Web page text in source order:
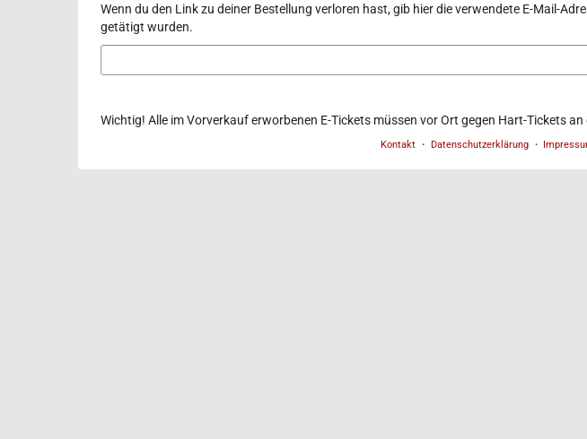
Wenn du den Link zu deiner Bestellung verloren hast, gib hier die verwendete E-Mail-
getätigt wurden.
Mail
Wichtig! Alle im Vorverkauf erworbenen E-Tickets müssen vor Ort gegen Hart-Tickets
Kontakt Datenschutzerklärung